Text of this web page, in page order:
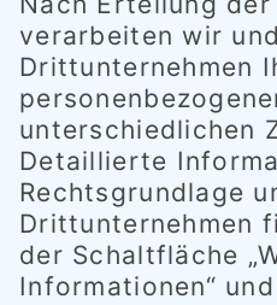
Hier erfahren Sie alles
Öffnungzeiten während
Brückentagen, bei
QUICK-LINKS
Hygiene- und
Öffnungszeiten